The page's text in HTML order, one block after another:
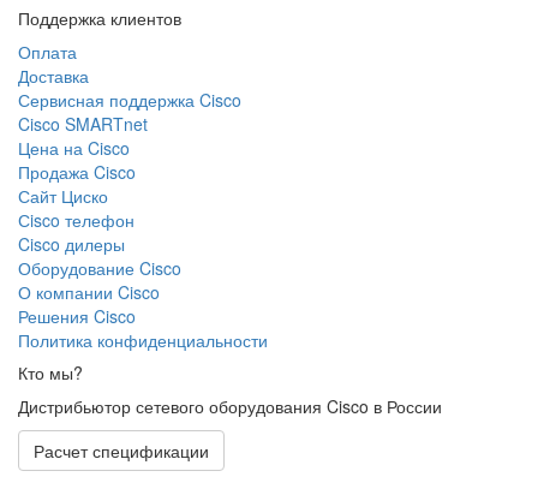
Поддержка клиентов
Оплата
Доставка
Сервисная поддержка Cisco
Cisco SMARTnet
Цена на Cisco
Продажа Cisco
Сайт Циско
Сisco телефон
Cisco дилеры
Оборудование Cisco
О компании Cisco
Решения Cisco
Политика конфиденциальности
Кто мы?
Дистрибьютор сетевого оборудования Cisco в России
Расчет спецификации